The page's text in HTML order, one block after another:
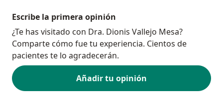
Escribe la primera opinión
¿Te has visitado con Dra. Dionis Vallejo Mesa?
Comparte cómo fue tu experiencia. Cientos de
pacientes te lo agradecerán.
Añadir tu opinión